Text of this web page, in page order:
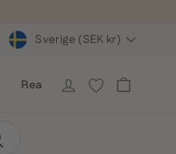
Valuta
Sverige (SEK kr)
Rea
ÖnskelistaVarukorg